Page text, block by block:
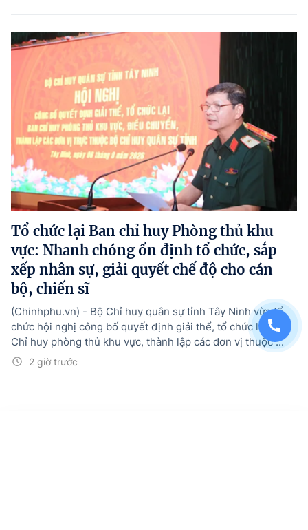
Tổ chức lại Ban chỉ huy Phòng thủ khu
vực: Nhanh chóng ổn định tổ chức, sắp
xếp nhân sự, giải quyết chế độ cho cán
bộ, chiến sĩ
2 giờ trước
(Chinhphu.vn) - Bộ Chỉ huy quân sự tỉnh Tây Ninh vừa tổ
chức hội nghị công bố quyết định giải thể, tổ chức lại Ban
Chỉ huy phòng thủ khu vực, thành lập các đơn vị thuộc ...